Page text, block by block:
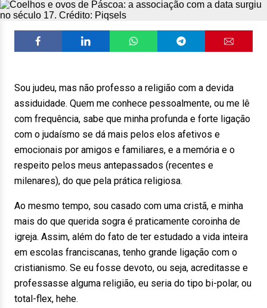
Sou judeu, mas não professo a religião com a devida
assiduidade. Quem me conhece pessoalmente, ou me lê
com frequência, sabe que minha profunda e forte ligação
com o judaísmo se dá mais pelos elos afetivos e
emocionais por amigos e familiares, e a memória e o
respeito pelos meus antepassados (recentes e
milenares), do que pela prática religiosa.
Ao mesmo tempo, sou casado com uma cristã, e minha
mais do que querida sogra é praticamente coroinha de
igreja. Assim, além do fato de ter estudado a vida inteira
em escolas franciscanas, tenho grande ligação com o
cristianismo. Se eu fosse devoto, ou seja, acreditasse e
professasse alguma religião, eu seria do tipo bi-polar, ou
total-flex, hehe.